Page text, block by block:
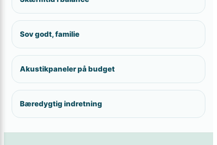
Sov godt, familie
Akustikpaneler på budget
Bæredygtig indretning